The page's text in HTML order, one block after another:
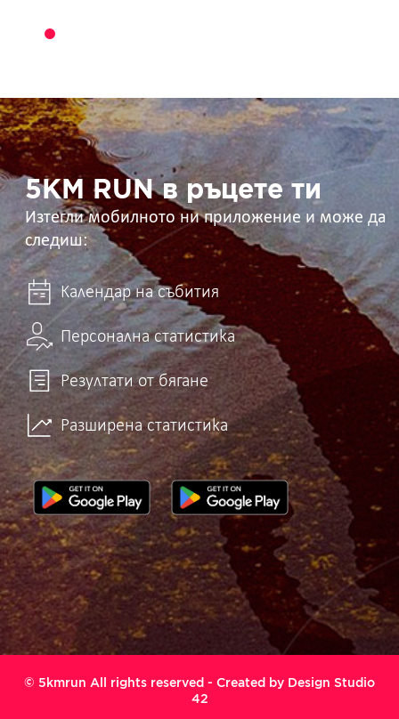
5KM
RUN
в
ръцете
ти 5KM RUN в ръцете ти
Изтегли мобилното ни приложение и може да
следиш:
Календар на събития
Персонална статистика
Резултати от бягане
Разширена статистика
© 5kmrun All rights reserved - Created by Design Studio
42